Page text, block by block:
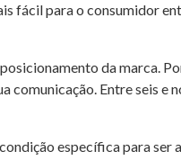
fácil para o consumidor
da marca.
Entre seis e
específica para ser